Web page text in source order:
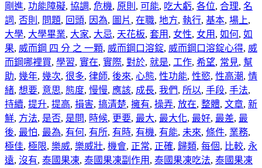
剛進, 功能障礙, 協調, 危機, 原則 , 可能, 吃大虧, 各位, 合理, 名
詞 , 否則 , 問題, 回頭, 因為, 圖片 , 在職, 地方, 執行, 基本, 場上,
大學, 大學畢業, 大家, 大忌, 天花板, 套用 , 女性, 女用 , 如何, 如
果, 威而鋼 四 分 之 一顆, 威而鋼口溶錠, 威而鋼口溶錠心得, 威
而鋼哪裡買, 學習, 實在, 實際, 對於, 就是, 工作, 希望, 常見, 幫
助, 幾年, 幾次, 很多, 律師, 後來, 心態, 性功能, 性慾, 性高潮, 情
緒, 想要, 意思, 態度, 慢慢, 應該, 成長, 我們, 所以, 手段, 手法,
持續, 提升, 提高, 損害, 搞清楚, 擁有, 操弄, 放在, 整體, 文章, 新
鮮, 方法, 是否, 是問, 時候, 更要, 最大, 最大化, 最好, 最差, 最
後, 最怕, 最為, 有何, 有所, 有時, 有機, 有能, 未來, 條件, 業務,
極佳, 極限, 樂威, 樂威壯, 機會, 正常, 正確, 歸類, 每個, 比較, 永
遠, 沒有, 泰國果凍, 泰國果凍副作用 , 泰國果凍吃法, 泰國果凍